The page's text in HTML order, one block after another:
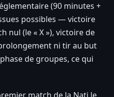
(90 minutes +
possibles — victoire
nul (le « X »), victoire de
prolongement ni tir au but
de groupes, ce qui